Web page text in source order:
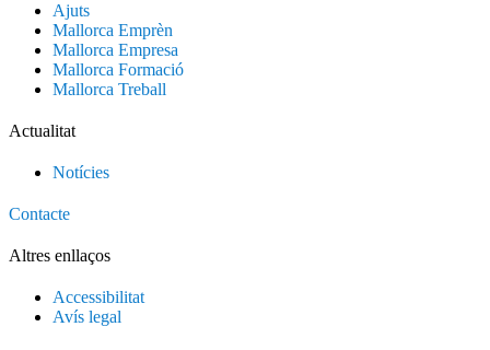
Ajuts
Mallorca Emprèn
Mallorca Empresa
Mallorca Formació
Mallorca Treball
Actualitat
Notícies
Contacte
Altres enllaços
Accessibilitat
Avís legal